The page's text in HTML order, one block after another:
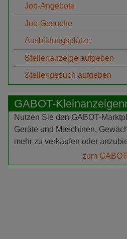
Job-Angebote
Job-Gesuche
Ausbildungsplätze
Stellenanzeige aufgeben
Stellengesuch aufgeben
GABOT-
Nutzen Sie den GABOT-
Geräte und Maschinen,
mehr zu verkaufen oder
zum